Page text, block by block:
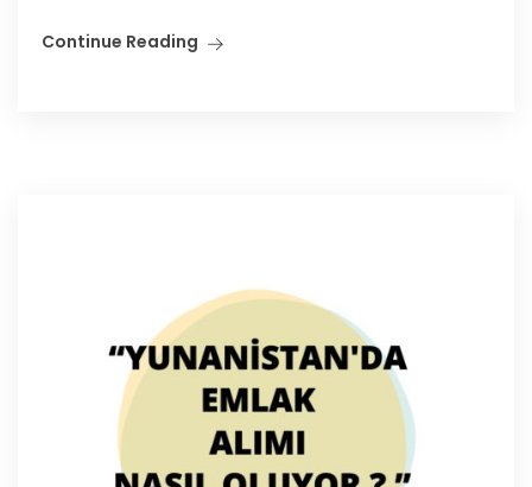
Continue Reading